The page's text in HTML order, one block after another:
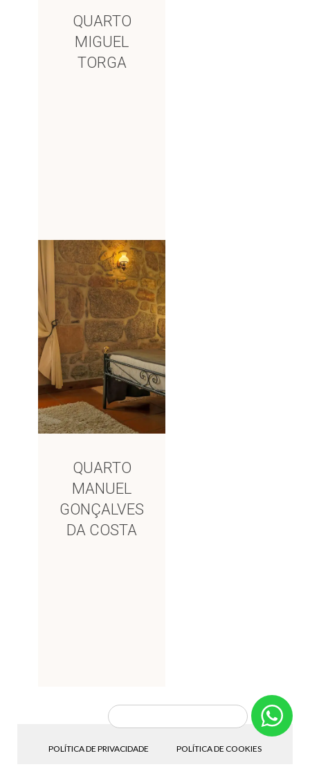
QUARTO
MIGUEL
TORGA
QUARTO
MANUEL
GONÇALVES
DA COSTA
POLÍTICA DE PRIVACIDADE POLÍTICA DE COOKIES